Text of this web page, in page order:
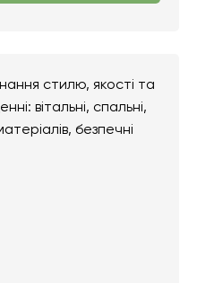
стилю, якості та
вітальні, спальні,
безпечні